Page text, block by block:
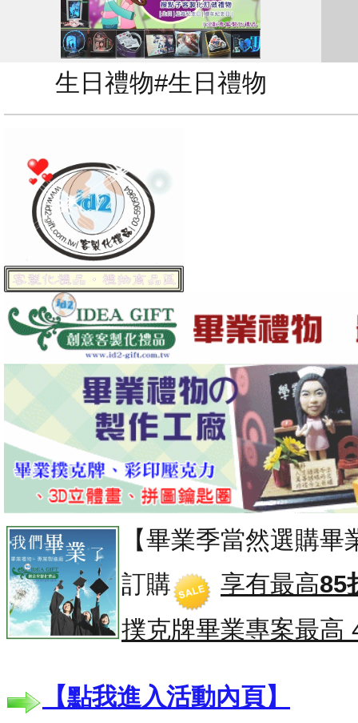
生日禮物#生日禮物
【畢業季當然選購
訂購
享有最高85
撲克牌畢業專案最高
【點我進入活動內頁】